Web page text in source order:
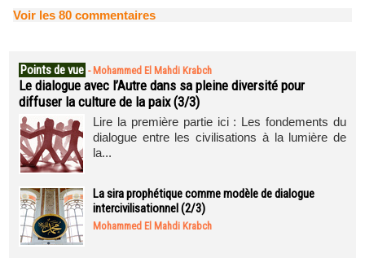
Voir les 80 commentaires
Points de vue - Mohammed El Mahdi Krabch
Le dialogue avec l’Autre dans sa pleine diversité pour
diffuser la culture de la paix (3/3)
Lire la première partie ici : Les fondements du
dialogue entre les civilisations à la lumière de
la...
La sira prophétique comme modèle de dialogue
intercivilisationnel (2/3)
Mohammed El Mahdi Krabch